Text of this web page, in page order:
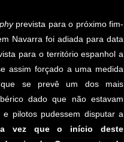
prevista para o próximo fim-
Navarra foi adiada para data
para o território espanhol a
assim forçado a uma medida
se prevê um dos mais
dado que não estavam
pilotos pudessem disputar a
vez que o início deste